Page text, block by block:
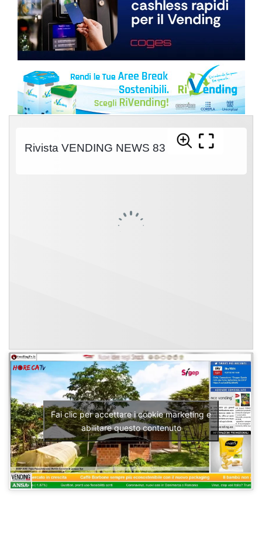
Fai clic per accettare i cookie marketing e
abilitare questo contenuto